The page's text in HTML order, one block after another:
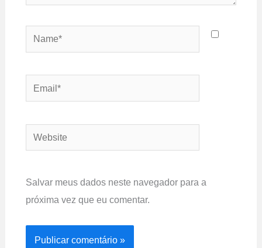
Name*
Email*
Website
Salvar meus dados neste navegador para a
próxima vez que eu comentar.